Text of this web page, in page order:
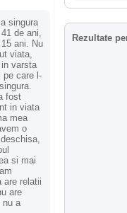
singura
de ani,
ani. Nu
viata,
varsta
pe care l-
fost
in viata
mea
o
si mai
are relatii
are
nu a
Rezultate